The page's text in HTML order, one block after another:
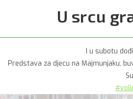
U srcu
I u subotu
Predstava za djecu na Majmunjaku,